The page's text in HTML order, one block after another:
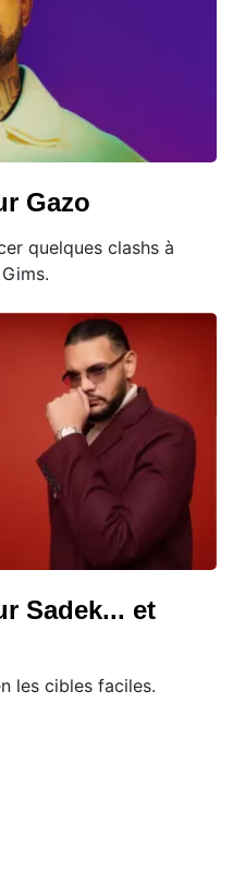
Gazo
quelques clashs à
Sadek... et
les cibles faciles.